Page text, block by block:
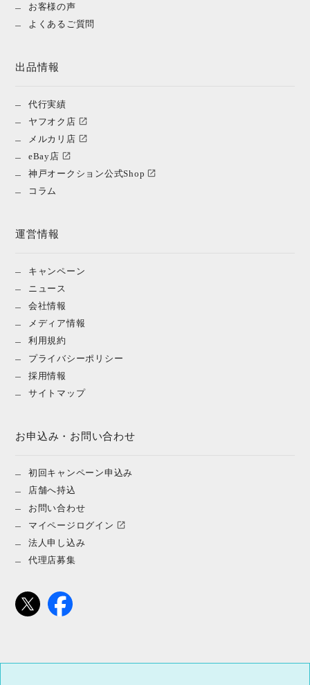
お客様の声
よくあるご質問
出品情報
代行実績
ヤフオク店
メルカリ店
eBay店
神戸オークション公式Shop
コラム
運営情報
キャンペーン
ニュース
会社情報
メディア情報
利用規約
プライバシーポリシー
採用情報
サイトマップ
お申込み・お問い合わせ
初回キャンペーン申込み
店舗へ持込
お問い合わせ
マイページログイン
法人申し込み
代理店募集